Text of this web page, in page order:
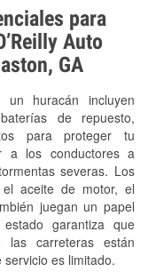
para
Auto
GA
un huracán incluyen
de repuesto,
para proteger tu
a los conductores a
severas. Los
el aceite de motor, el
juegan un papel
garantiza que
las carreteras están
es limitado.
faros
y discos de